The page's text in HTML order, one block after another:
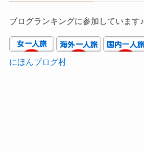
ブログランキングに参加しています♪
にほんブログ村